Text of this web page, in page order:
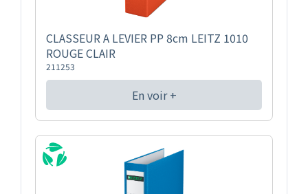
CLASSEUR A LEVIER PP 8cm LEITZ 1010
ROUGE CLAIR
211253
En voir +